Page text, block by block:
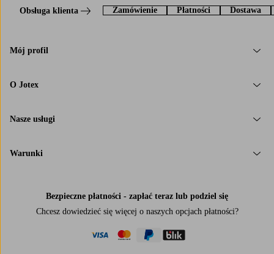
Obsługa klienta Zamówienie Płatności Dostawa
Mój profil
O Jotex
Nasze usługi
Warunki
Bezpieczne płatności - zapłać teraz lub podziel się
Chcesz dowiedzieć się więcej o naszych opcjach płatności?